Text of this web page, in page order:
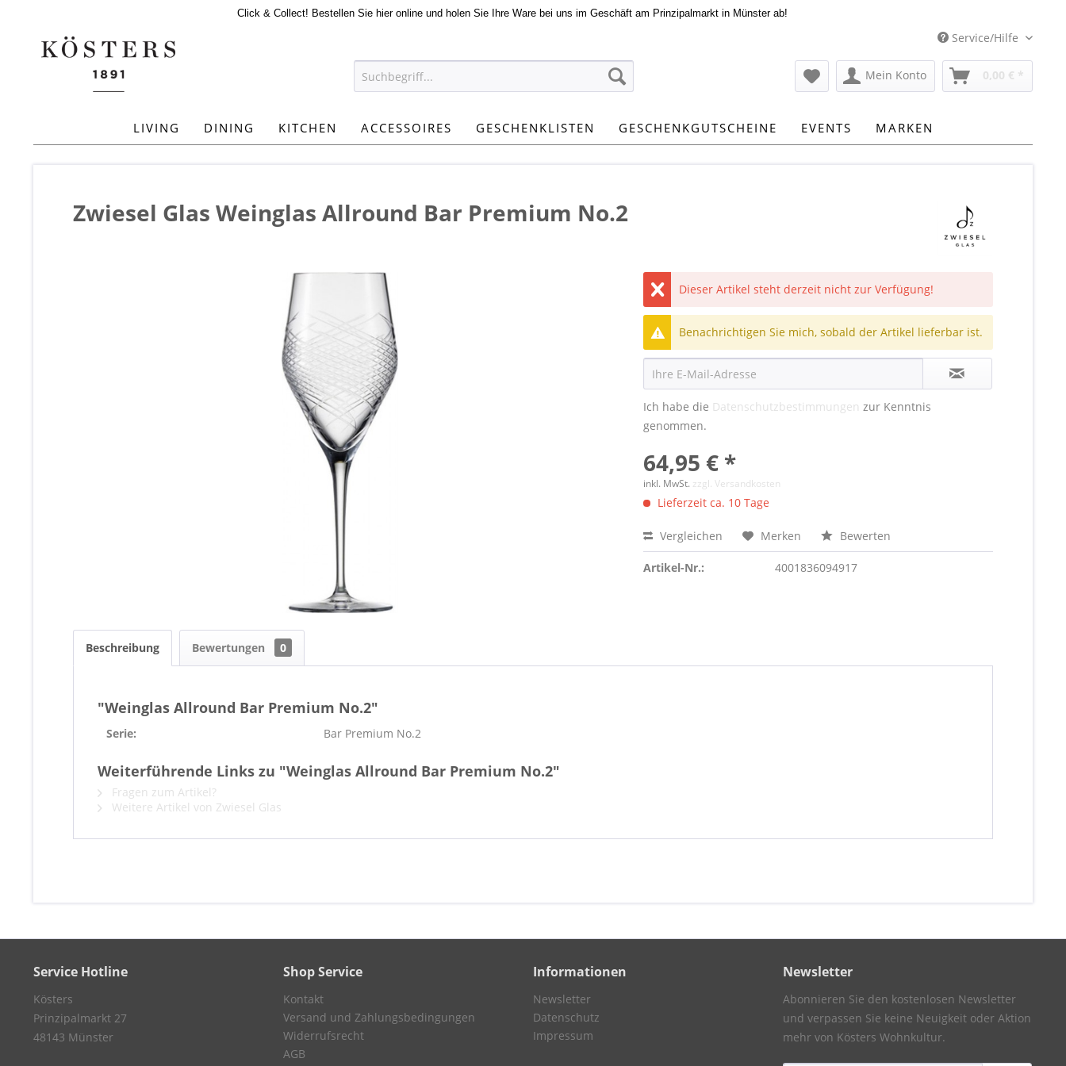
Click & Collect! Bestellen Sie hier online und holen Sie Ihre Ware bei uns im Geschäft am Prinzipalmarkt in Münster ab!
Service/Hilfe
Mein Konto 0,00 € *
LIVING DINING KITCHEN ACCESSOIRES GESCHENKLISTEN GESCHENKGUTSCHEINE EVENTS MARKEN
Zwiesel Glas Weinglas Allround Bar Premium No.2
Dieser Artikel steht derzeit nicht zur Verfügung!
Benachrichtigen Sie mich, sobald der Artikel lieferbar ist.
Ich habe die Datenschutzbestimmungen zur Kenntnis
genommen.
64,95 € *
inkl. MwSt. zzgl. Versandkosten
Lieferzeit ca. 10 Tage
Vergleichen Merken Bewerten
Artikel-Nr.: 4001836094917
Beschreibung Bewertungen 0
"Weinglas Allround Bar Premium No.2"
Serie: Bar Premium No.2
Weiterführende Links zu "Weinglas Allround Bar Premium No.2"
Fragen zum Artikel?
Weitere Artikel von Zwiesel Glas
Service Hotline
Kösters
Prinzipalmarkt 27
48143 Münster
Shop Service
Kontakt
Versand und Zahlungsbedingungen
Widerrufsrecht
AGB
Informationen
Newsletter
Datenschutz
Impressum
Newsletter
Abonnieren Sie den kostenlosen Newsletter
und verpassen Sie keine Neuigkeit oder Aktion
mehr von Kösters Wohnkultur.